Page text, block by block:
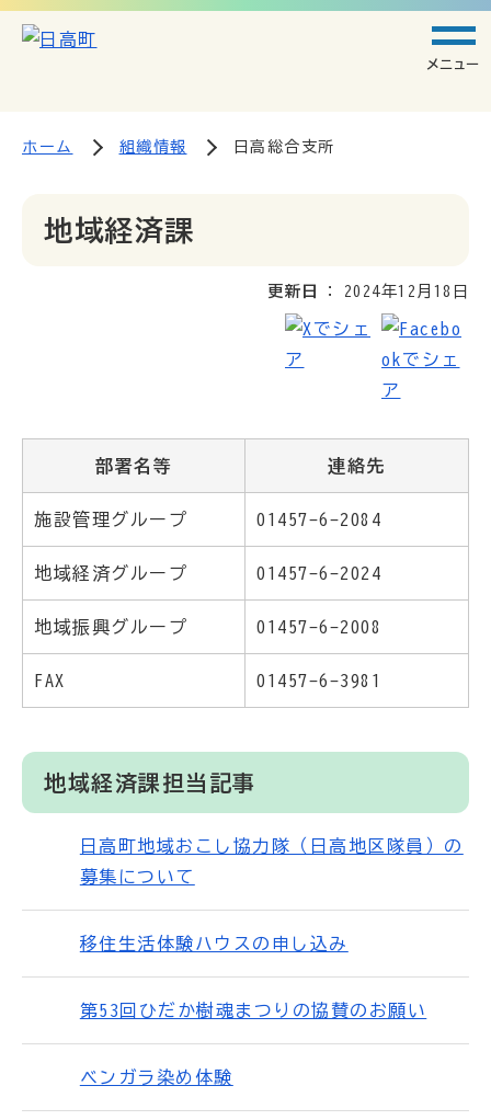
メニュー
ホーム 組織情報 日高総合支所
地域経済課
更新日 2024年12月18日
部署名等 連絡先
施設管理グループ 01457-6-2084
地域経済グループ 01457-6-2024
地域振興グループ 01457-6-2008
FAX 01457-6-3981
地域経済課担当記事
日高町地域おこし協力隊（日高地区隊員）の
募集について
移住生活体験ハウスの申し込み
第53回ひだか樹魂まつりの協賛のお願い
ベンガラ染め体験